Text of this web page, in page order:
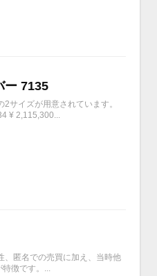
ー 7135
イズが用意されています。
¥ 2,115,300...
、匿名での売買に加え、当時他
徴です。...